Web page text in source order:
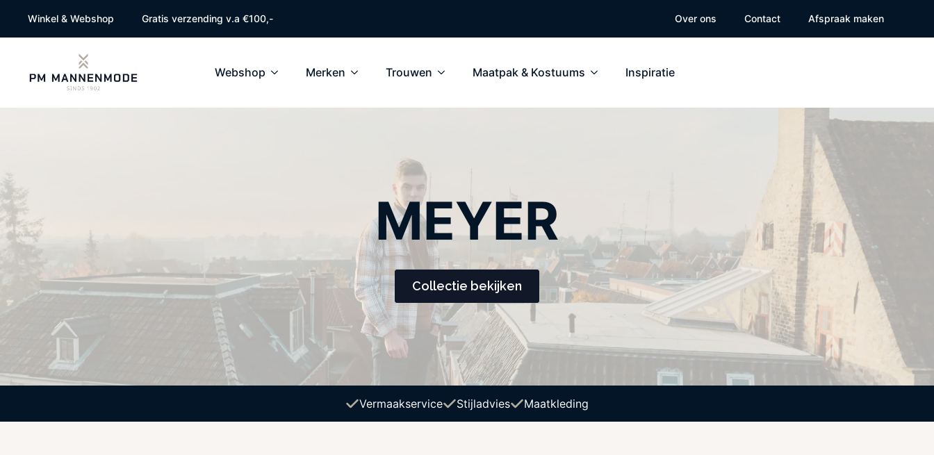
Winkel & Webshop Gratis verzending v.a €100,- Over ons Contact Afspraak maken
Webshop Merken Trouwen Maatpak & Kostuums Inspiratie
MEYER
Collectie bekijken
Vermaakservice Stijladvies Maatkleding